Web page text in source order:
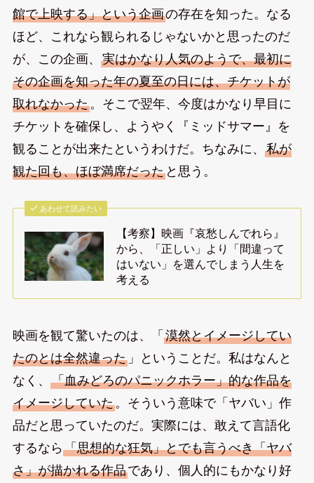
館で上映する」という企画の存在を知った。なる
ほど、これなら観られるじゃないかと思ったのだ
が、この企画、 実はかなり人気のようで、最初に
その企画を知った年の夏至の日には、チケットが
取れなかった。そこで翌年、今度はかなり早目に
チケットを確保し、ようやく『ミッドサマー』を
観ることが出来たというわけだ。ちなみに、 私が
観た回も、ほぼ満席だったと思う。
あわせて読みたい
【考察】映画『哀愁しんでれら』
から、「正しい」より「間違って
はいない」を選んでしまう人生を
考える
映画を観て驚いたのは、「 漠然とイメージしてい
たのとは全然違った」ということだ。私はなんと
なく、 「血みどろのパニックホラー」的な作品を
イメージしていた。そういう意味で「ヤバい」作
品だと思っていたのだ。実際には、敢えて言語化
するなら「思想的な狂気」とでも言うべき「ヤバ
さ」が描かれる作品であり、個人的にもかなり好